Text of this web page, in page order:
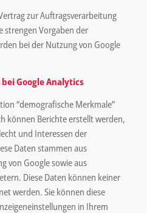
zur Auftragsverarbeitung
strengen Vorgaben der
bei der Nutzung von Google
Google Analytics
“demografische Merkmale”
können Berichte erstellt werden,
und Interessen der
Daten stammen aus
von Google sowie aus
Diese Daten können keiner
werden. Sie können diese
in Ihrem